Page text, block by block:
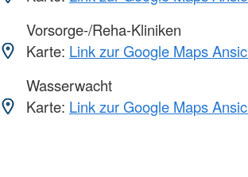
Vorsorge-/Reha-Kliniken
Karte: Link zur Google Maps
Wasserwacht
Karte: Link zur Google Maps